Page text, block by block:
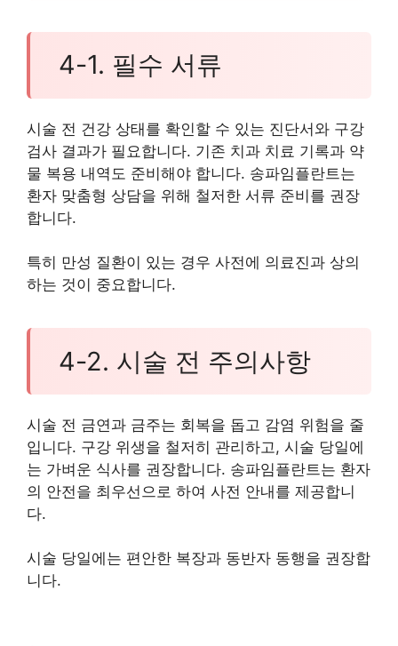
4-1. 필수 서류
시술 전 건강 상태를 확인할 수 있는 진단서와 구강
검사 결과가 필요합니다. 기존 치과 치료 기록과 약
물 복용 내역도 준비해야 합니다. 송파임플란트는
환자 맞춤형 상담을 위해 철저한 서류 준비를 권장
합니다.
특히 만성 질환이 있는 경우 사전에 의료진과 상의
하는 것이 중요합니다.
4-2. 시술 전 주의사항
시술 전 금연과 금주는 회복을 돕고 감염 위험을 줄
입니다. 구강 위생을 철저히 관리하고, 시술 당일에
는 가벼운 식사를 권장합니다. 송파임플란트는 환자
의 안전을 최우선으로 하여 사전 안내를 제공합니
다.
시술 당일에는 편안한 복장과 동반자 동행을 권장합
니다.